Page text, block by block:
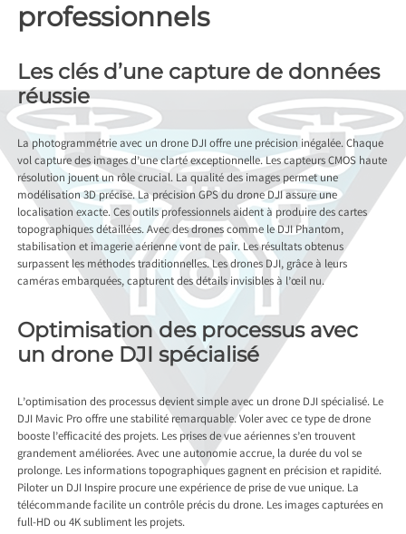
professionnels
Les clés d’une capture de données
réussie
La photogrammétrie avec un drone DJI offre une précision inégalée. Chaque
vol capture des images d’une clarté exceptionnelle. Les capteurs CMOS haute
résolution jouent un rôle crucial. La qualité des images permet une
modélisation 3D précise. La précision GPS du drone DJI assure une
localisation exacte. Ces outils professionnels aident à produire des cartes
topographiques détaillées. Avec des drones comme le DJI Phantom,
stabilisation et imagerie aérienne vont de pair. Les résultats obtenus
surpassent les méthodes traditionnelles. Les drones DJI, grâce à leurs
caméras embarquées, capturent des détails invisibles à l’œil nu.
Optimisation des processus avec
un drone DJI spécialisé
L’optimisation des processus devient simple avec un drone DJI spécialisé. Le
DJI Mavic Pro offre une stabilité remarquable. Voler avec ce type de drone
booste l’efficacité des projets. Les prises de vue aériennes s’en trouvent
grandement améliorées. Avec une autonomie accrue, la durée du vol se
prolonge. Les informations topographiques gagnent en précision et rapidité.
Piloter un DJI Inspire procure une expérience de prise de vue unique. La
télécommande facilite un contrôle précis du drone. Les images capturées en
full-HD ou 4K subliment les projets.